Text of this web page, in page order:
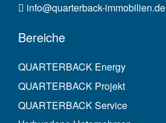
info@quarterback-immobilien.de
Bereiche
QUARTERBACK Energy
QUARTERBACK Projekt
QUARTERBACK Service